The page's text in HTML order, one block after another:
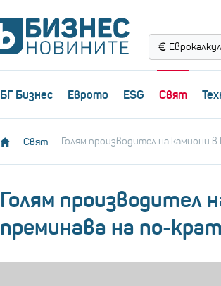
БГ Бизнес Еврото ESG Свят
Свят Голям производител на камиони
Голям производител
преминава на по-